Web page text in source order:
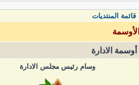
قائمة المنتديات
الأوسمة
أوسمة الادارة
وسام رئيس مجلس الادارة